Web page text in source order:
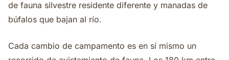
de fauna silvestre residente diferente y manadas de
búfalos que bajan al río.
Cada cambio de campamento es en sí mismo un